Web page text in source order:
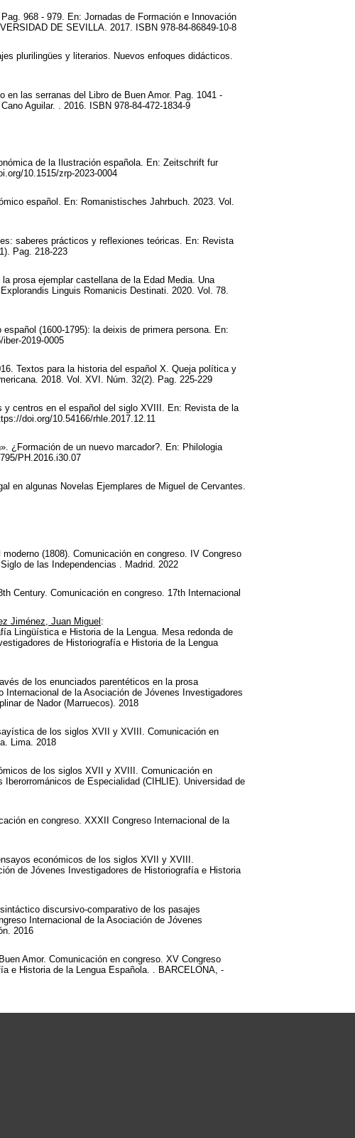
968 - 979. En: Jornadas de Formación e Innovación
DE SEVILLA. 2017. ISBN 978-84-86849-10-8
plurilingües y literarios. Nuevos enfoques didácticos.
en las serranas del Libro de Buen Amor. Pag. 1041 -
Aguilar. . 2016. ISBN 978-84-472-1834-9
de la Ilustración española. En: Zeitschrift fur
10.1515/zrp-2023-0004
español. En: Romanistisches Jahrbuch. 2023. Vol.
saberes prácticos y reflexiones teóricas. En: Revista
Pag. 218-223
prosa ejemplar castellana de la Edad Media. Una
Linguis Romanicis Destinati. 2020. Vol. 78.
(1600-1795): la deixis de primera persona. En:
2019-0005
Textos para la historia del español X. Queja política y
2018. Vol. XVI. Núm. 32(2). Pag. 225-229
y centros en el español del siglo XVIII. En: Revista de la
doi.org/10.54166/rhle.2017.12.11
¿Formación de un nuevo marcador?. En: Philologia
PH.2016.i30.07
en algunas Novelas Ejemplares de Miguel de Cervantes.
(1808). Comunicación en congreso. IV Congreso
de las Independencias . Madrid. 2022
Century. Comunicación en congreso. 17th Internacional
Jiménez, Juan Miguel :
Lingüística e Historia de la Lengua. Mesa redonda de
de Historiografía e Historia de la Lengua
de los enunciados parentéticos en la prosa
de la Asociación de Jóvenes Investigadores
de Nador (Marruecos). 2018
de los siglos XVII y XVIII. Comunicación en
Lima. 2018
de los siglos XVII y XVIII. Comunicación en
de Especialidad (CIHLIE). Universidad de
en congreso. XXXII Congreso Internacional de la
económicos de los siglos XVII y XVIII.
de Jóvenes Investigadores de Historiografía e Historia
discursivo-comparativo de los pasajes
Internacional de la Asociación de Jóvenes
2016
Amor. Comunicación en congreso. XV Congreso
e Historia de la Lengua Española. . BARCELONA, -